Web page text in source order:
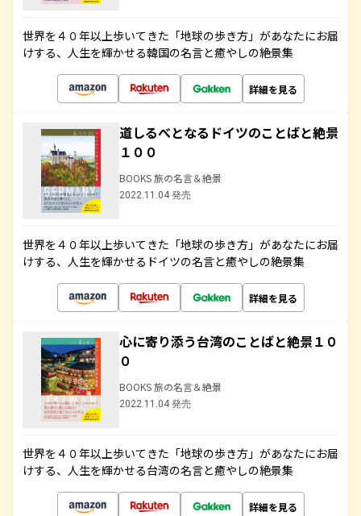
世界を４０年以上歩いてきた「地球の歩き方」があなたにお届
けする、人生を輝かせる韓国の名言と癒やしの絶景集
詳細を見る
道しるべとなるドイツのことばと絶景
１００
BOOKS 旅の名言＆絶景
2022.11.04 発売
世界を４０年以上歩いてきた「地球の歩き方」があなたにお届
けする、人生を輝かせるドイツの名言と癒やしの絶景集
詳細を見る
心に寄り添う台湾のことばと絶景１０
０
BOOKS 旅の名言＆絶景
2022.11.04 発売
世界を４０年以上歩いてきた「地球の歩き方」があなたにお届
けする、人生を輝かせる台湾の名言と癒やしの絶景集
詳細を見る